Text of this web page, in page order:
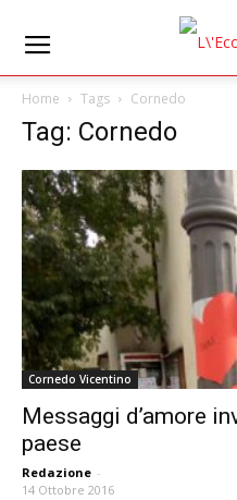
Home Tags Cornedo
Tag: Cornedo
Cornedo Vicentino
Messaggi d’amore
paese
Redazione -
14 Ottobre 2016